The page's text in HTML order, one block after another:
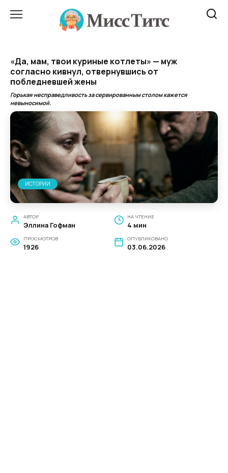
«Да, мам, твои куриные котлеты» — муж
согласно кивнул, отвернувшись от
побледневшей жены
Горькая несправедливость за сервированным столом кажется
невыносимой.
ИСТОРИИ
АВТОР
Эллина Гофман
НА ЧТЕНИЕ
4 мин
ПРОСМОТРОВ
1926
ОПУБЛИКОВАНО
03.06.2026